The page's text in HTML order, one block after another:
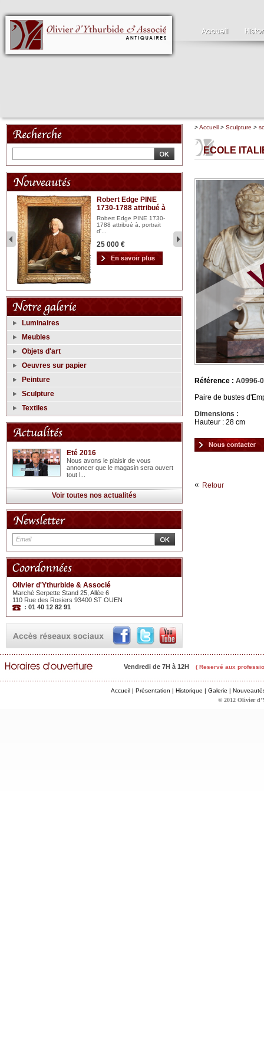
Robert Edge PINE
1730-1788 attribué à
Robert Edge PINE 1730-
1788 attribué à, portrait
d'...
25 000 € 2
Luminaires
Meubles
Objets d'art
Oeuvres sur papier
Peinture
Sculpture
Textiles
Eté 2016
Nous avons le plaisir de vous
annoncer que le magasin sera ouvert
tout l...
Voir toutes nos actualités
Olivier d'Ythurbide & Associé
Marché Serpette Stand 25, Allée 6
110 Rue des Rosiers 93400 ST OUEN
: 01 40 12 82 91
>Accueil > Sculpture >
ECOLE
Référence : A0996-
Paire de bustes
Dimensions :
Hauteur : 28 cm
Retour
Vendredi de 7H à 12H ( Reservé aux
Accueil | Présentation | Historique | Galerie |
© 2012 Olivier